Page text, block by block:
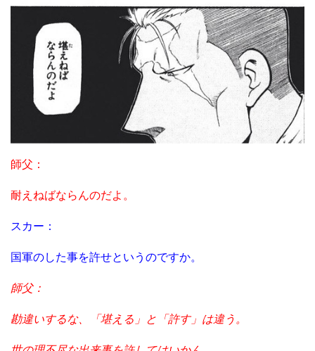
師父：
耐えねばならんのだよ。
スカー：
国軍のした事を許せというのですか。
師父：
勘違いするな、「堪える」と「許す」は違う。